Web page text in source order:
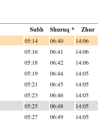
Subh Shuruq * Zhur
05:14 06:40 14:06
05:16 06:41 14:06
05:18 06:42 14:06
05:19 06:44 14:05
05:21 06:45 14:05
05:23 06:46 14:05
05:25 06:48 14:05
05:27 06:49 14:05